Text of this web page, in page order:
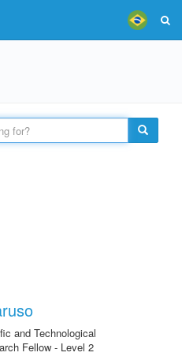
and Technological
Fellow - Level 2